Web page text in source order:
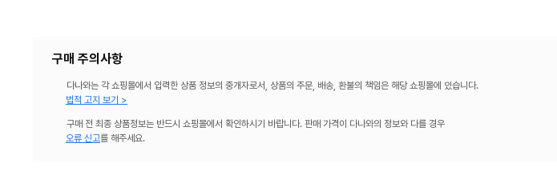
구매 주의사항
다나와는 각 쇼핑몰에서 입력한 상품 정보의 중개자로서, 상품의 주문, 배송, 환불의 책임은 해당 쇼핑몰에 있습니다.
법적 고지 보기 >
구매 전 최종 상품정보는 반드시 쇼핑몰에서 확인하시기 바랍니다. 판매 가격이 다나와의 정보와 다를 경우
오류 신고를 해주세요.